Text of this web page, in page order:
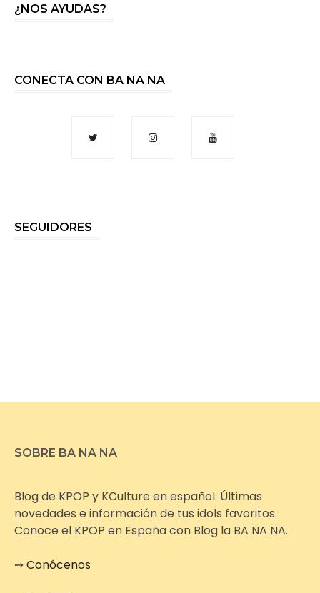
¿NOS AYUDAS?
CONECTA CON BA NA NA
SEGUIDORES
SOBRE BA NA NA
Blog de KPOP y KCulture en español. Últimas
novedades e información de tus idols favoritos.
Conoce el KPOP en España con Blog la BA NA NA.
➙Conócenos